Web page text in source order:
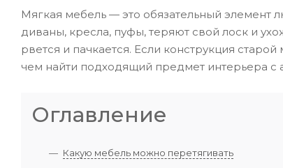
Мягкая мебель — это обязательный
диваны, кресла, пуфы, теряют свой лоск и
рвется и пачкается. Если конструкция
чем найти подходящий предмет интерьера с
Оглавление
Какую мебель можно перетягивать